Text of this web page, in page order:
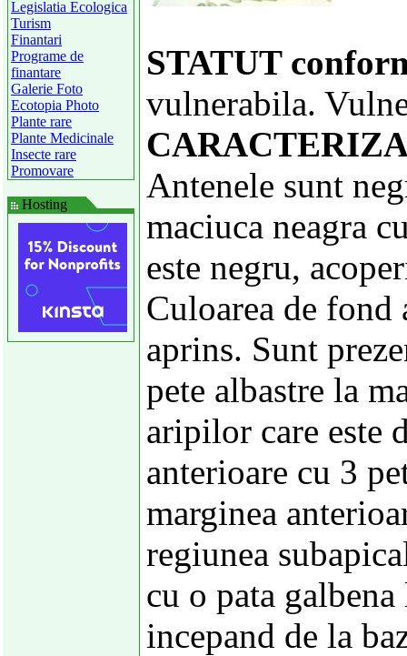
Legislatia Ecologica
Turism
Finantari
Programe de
finantare
Galerie Foto
Ecotopia Photo
Plante rare
Plante Medicinale
Insecte rare
Promovare
Hosting
STATUT
vulnerabila.
Antenele sunt
maciuca neagra
este negru,
Culoarea de fond
aprins. Sunt
pete albastre la
aripilor care este
anterioare cu 3
marginea
regiunea
cu o pata
incepand de la